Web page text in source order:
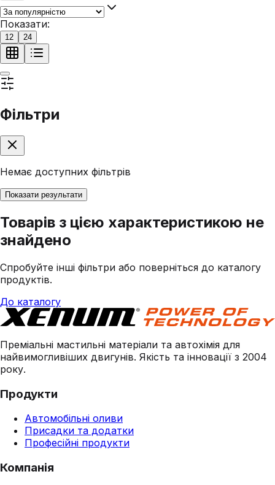
Показати:
12 24
Фільтри
Немає доступних фільтрів
Показати результати
Товарів з цією характеристикою не
знайдено
Спробуйте інші фільтри або поверніться до каталогу
продуктів.
До каталогу
Преміальні мастильні матеріали та автохімія для
найвимогливіших двигунів. Якість та інновації з 2004
року.
Продукти
Автомобільні оливи
Присадки та додатки
Професійні продукти
Компанія